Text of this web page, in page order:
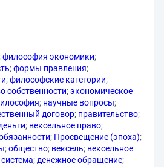
;философия экономики;
;формы правления;
;философские категории;
собственности;экономическое
; научные вопросы;
договор; правительство;
; вексельное право;
; Просвещение (эпоха);
;общество; вексель; вексельное
; денежное обращение;